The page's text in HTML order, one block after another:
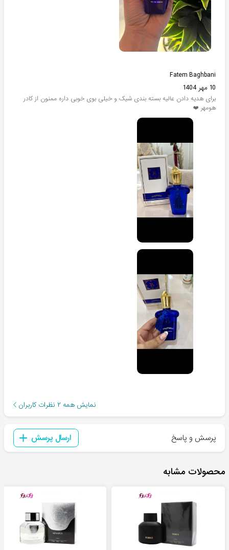
Fatem Baghbani
10 مهر 1404
برای هدیه دادن عالیه بسته بندی شیک و خیلی بوی خوبی داره ممنون از کادر
هومهر ❤️
نمایش همه ۲ نظرات کاربران
پرسش و پاسخ ارسال پرسش
محصولات مشابه